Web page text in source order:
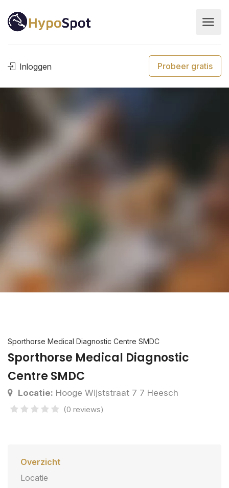
Inloggen Probeer gratis
Sporthorse Medical Diagnostic Centre SMDC
Sporthorse Medical Diagnostic
Centre SMDC
Locatie: Hooge Wijststraat 7 7 Heesch
(0 reviews)
Overzicht
Locatie